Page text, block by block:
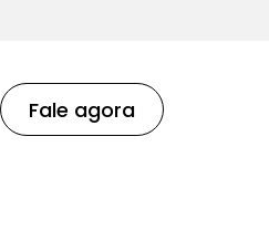
Fale agora